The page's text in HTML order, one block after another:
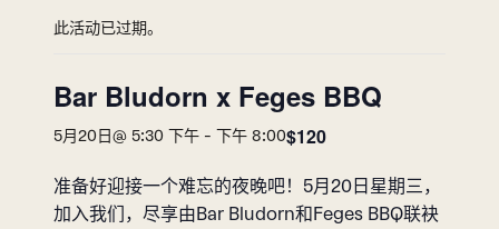
此活动已过期。
Bar Bludorn x Feges BBQ
5月20日@ 5:30 下午 - 下午 8:00$120
准备好迎接一个难忘的夜晚吧！5月20日星期三，
加入我们，尽享由Bar Bludorn和Feges BBQ联袂